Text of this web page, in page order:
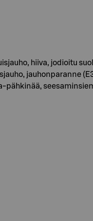
hiiva, jodioitu
jauhonparanne
pähkinää,